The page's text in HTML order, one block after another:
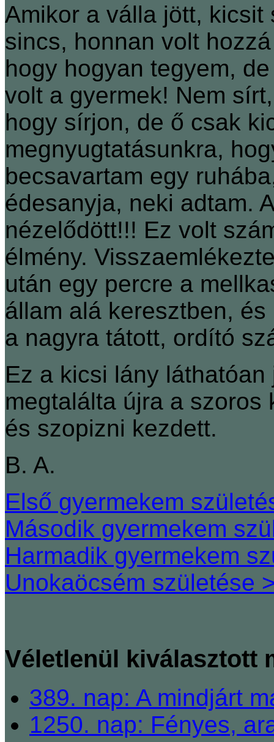
Amikor a válla jött,
sincs, honnan volt
hogy hogyan tegyem,
volt a gyermek! Nem
hogy sírjon, de ő csak
megnyugtatásunkra,
becsavartam egy
édesanyja, neki adtam.
nézelődött!!! Ez volt
élmény.
után egy percre a
állam alá keresztben,
a nagyra tátott, ordító
Ez a kicsi lány
megtalálta újra a
és szopizni kezdett.
B. A.
Első gyermekem
Második gyermekem
Harmadik gyermekem
Unokaöcsém születése
Véletlenül kiválasztott
389. nap: A mindjárt
1250. nap: Fényes,